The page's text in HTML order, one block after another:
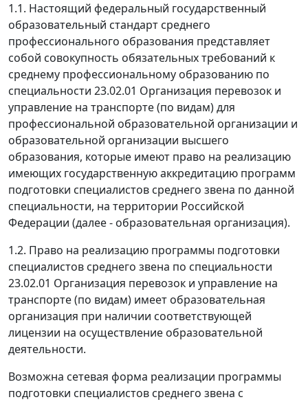
1.1. Настоящий федеральный государственный
образовательный стандарт среднего
профессионального образования представляет
собой совокупность обязательных требований к
среднему профессиональному образованию по
специальности 23.02.01 Организация перевозок и
управление на транспорте (по видам) для
профессиональной образовательной организации и
образовательной организации высшего
образования, которые имеют право на реализацию
имеющих государственную аккредитацию программ
подготовки специалистов среднего звена по данной
специальности, на территории Российской
Федерации (далее - образовательная организация).
1.2. Право на реализацию программы подготовки
специалистов среднего звена по специальности
23.02.01 Организация перевозок и управление на
транспорте (по видам) имеет образовательная
организация при наличии соответствующей
лицензии на осуществление образовательной
деятельности.
Возможна сетевая форма реализации программы
подготовки специалистов среднего звена с